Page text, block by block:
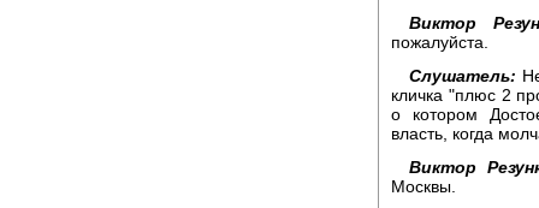
Виктор
пожалуйста.
Слушатель:
кличка "плюс 2
о котором
власть, когда
Виктор
Москвы.